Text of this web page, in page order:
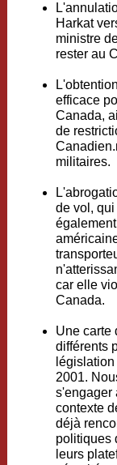
Harkat
ministre
rester au
efficace
Canada,
de
militaires.
de vol,
car elle
Canada.
Une carte
différents
2001.
s'engager
contexte
déjà
politiques
leurs